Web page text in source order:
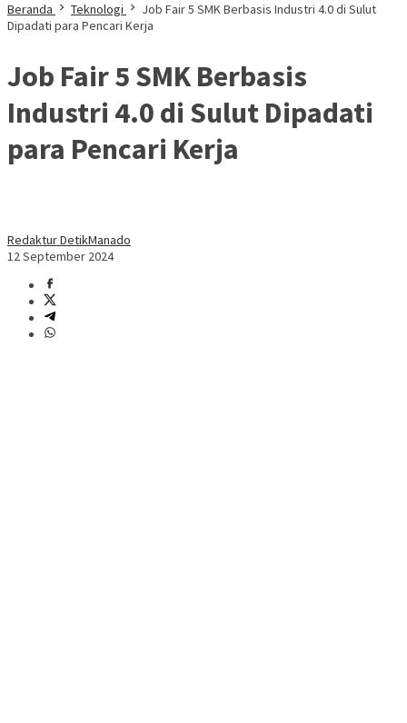
Beranda Teknologi
Job Fair 5 SMK Berbasis Industri 4.0 di Sulut
Dipadati para Pencari Kerja
Job Fair 5 SMK Berbasis
Industri 4.0 di Sulut Dipadati
para Pencari Kerja
Redaktur DetikManado
12 September 2024